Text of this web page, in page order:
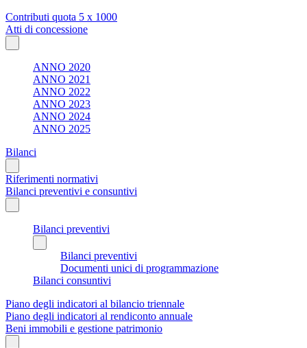
Contributi quota 5 x 1000
Atti di concessione
ANNO 2020
ANNO 2021
ANNO 2022
ANNO 2023
ANNO 2024
ANNO 2025
Bilanci
Riferimenti normativi
Bilanci preventivi e consuntivi
Bilanci preventivi
Bilanci preventivi
Documenti unici di programmazione
Bilanci consuntivi
Piano degli indicatori al bilancio triennale
Piano degli indicatori al rendiconto annuale
Beni immobili e gestione patrimonio